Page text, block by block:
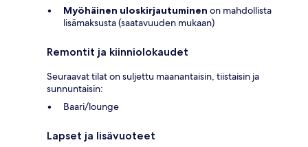
Myöhäinen uloskirjautuminen on mahdollista
lisämaksusta (saatavuuden mukaan)
Remontit ja kiinniolokaudet
Seuraavat tilat on suljettu maanantaisin, tiistaisin ja
sunnuntaisin:
Baari/lounge
Lapset ja lisävuoteet